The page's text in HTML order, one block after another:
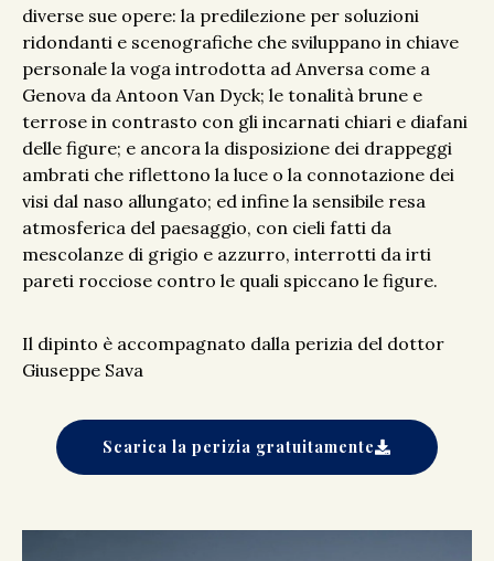
diverse sue opere: la predilezione per soluzioni
ridondanti e scenografiche che sviluppano in chiave
personale la voga introdotta ad Anversa come a
Genova da Antoon Van Dyck; le tonalità brune e
terrose in contrasto con gli incarnati chiari e diafani
delle figure; e ancora la disposizione dei drappeggi
ambrati che riflettono la luce o la connotazione dei
visi dal naso allungato; ed infine la sensibile resa
atmosferica del paesaggio, con cieli fatti da
mescolanze di grigio e azzurro, interrotti da irti
pareti rocciose contro le quali spiccano le figure.
Il dipinto è accompagnato dalla perizia del dottor
Giuseppe Sava
Scarica la perizia gratuitamente